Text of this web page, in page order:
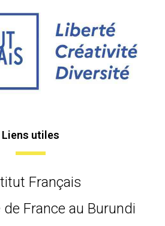
Liens utiles
Français
France au Burundi